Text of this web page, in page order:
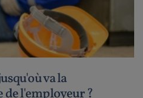
va la
l'employeur ?